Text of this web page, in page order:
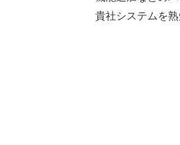
貴社システムを